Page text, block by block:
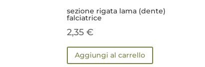
sezione rigata lama (dente)
falciatrice
2,35€
Aggiungi al carrello